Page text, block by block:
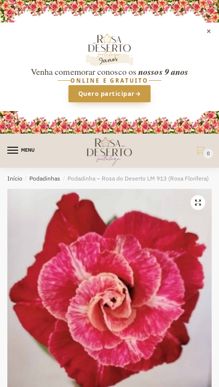
×
Venha comemorar conosco osnossos 9 anos
ONLINE E GRATUITO
Quero participar→
MENU
0
Início / Podadinhas / Podadinha – Rosa do Deserto LM 913 (Rosa Florífera)
🔍